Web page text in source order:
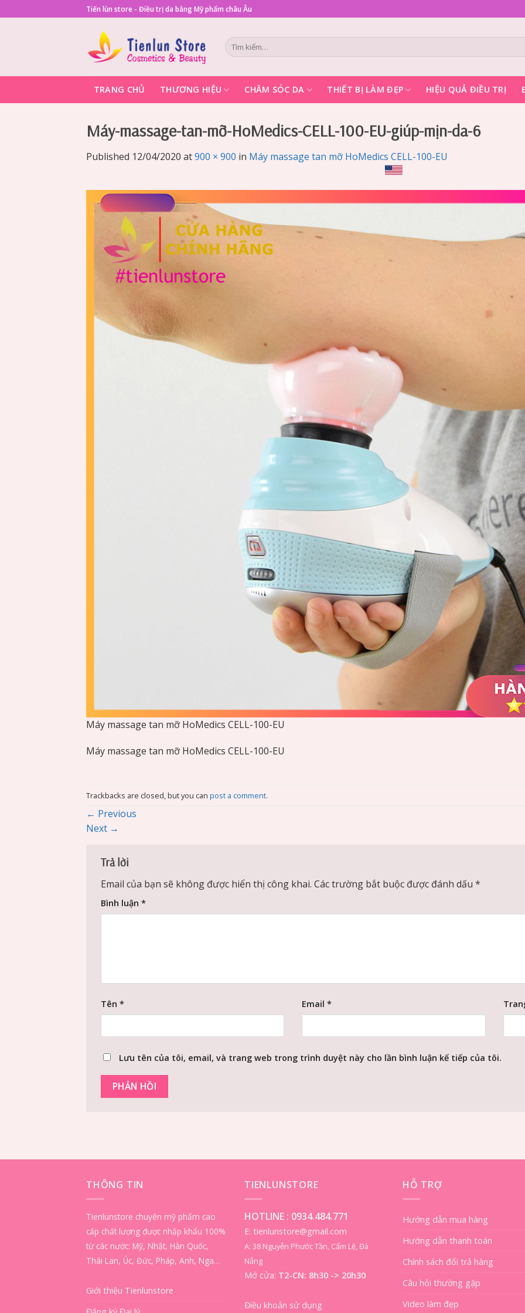
to
Tiến lùn store - Điều trị da bằng Mỹ phẩm châu Âu
Tìm
kiếm:
TRANG CHỦ THƯƠNG HIỆU CHĂM SÓC DA THIẾT BỊ LÀM ĐẸP HIỆU QUẢ ĐIỀU TRỊ
Máy-massage-tan-mỡ-HoMedics-CELL-100-EU-giúp-mịn-da-6
Published 12/04/2020 at900 × 900 in Máy massage tan mỡ HoMedics CELL-100-EU
Máy massage tan mỡ HoMedics CELL-100-EU
Máy massage tan mỡ HoMedics CELL-100-EU
Trackbacks are closed, but you can post a comment.
← Previous
Next →
Trả lời
Email của bạn sẽ không được hiển thị công khai. Các trường bắt buộc được đánh dấu *
Bình luận *
Tên * Email*
Lưu tên của tôi, email, và trang web trong trình duyệt này cho lần bình luận kế tiếp của tôi.
THÔNG TIN
Tienlunstore chuyên mỹ phẩm cao
cấp chất lượng được nhập khẩu 100%
từ các nước: Mỹ, Nhật, Hàn Quốc,
Thái Lan, Úc, Đức, Pháp, Anh, Nga…
Giới thiệu Tienlunstore
TIENLUNSTORE
HOTLINE : 0934.484.771
E: tienlunstore@gmail.com
A: 38 Nguyễn Phước Tần, Cẩm Lệ, Đà
Nẵng
Mở cửa: T2-CN: 8h30 -> 20h30
Điều khoản sử dụng
HỖ TRỢ
Hướng dẫn mua hàng
Hướng dẫn thanh toán
Chính sách đổi trả hàng
Câu hỏi thường gặp
Video làm đẹp